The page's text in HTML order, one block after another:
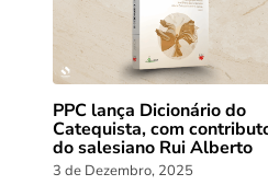
PPC lança Dicionário do
Catequista, com
do salesiano Rui Alberto
3 de Dezembro, 2025